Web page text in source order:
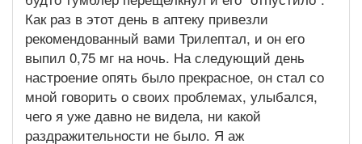
Как раз в этот день в аптеку привезли
рекомендованный вами Трилептал, и он его
выпил 0,75 мг на ночь. На следующий день
настроение опять было прекрасное, он стал со
мной говорить о своих проблемах, улыбался,
чего я уже давно не видела, ни какой
раздражительности не было. Я аж